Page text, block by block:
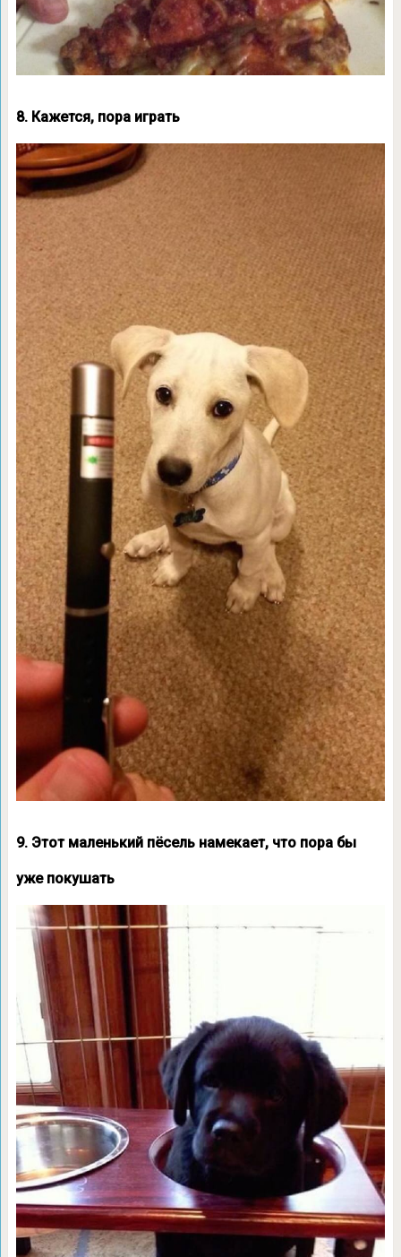
8. Кажется, пора играть
9. Этот маленький пёсель намекает, что пора бы
уже покушать